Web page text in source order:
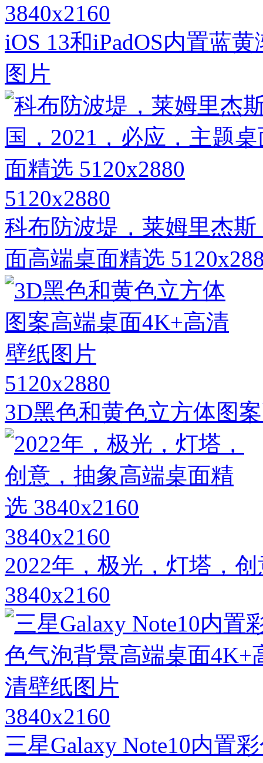
3840x2160
iOS 13和iPadOS内置蓝
图片
5120x2880
科布防波堤，莱姆里杰
面高端桌面精选
5120x2880
3D黑色和黄色立方体图
3840x2160
2022年，极光，灯塔，
3840x2160
3840x2160
三星Galaxy Note10内置